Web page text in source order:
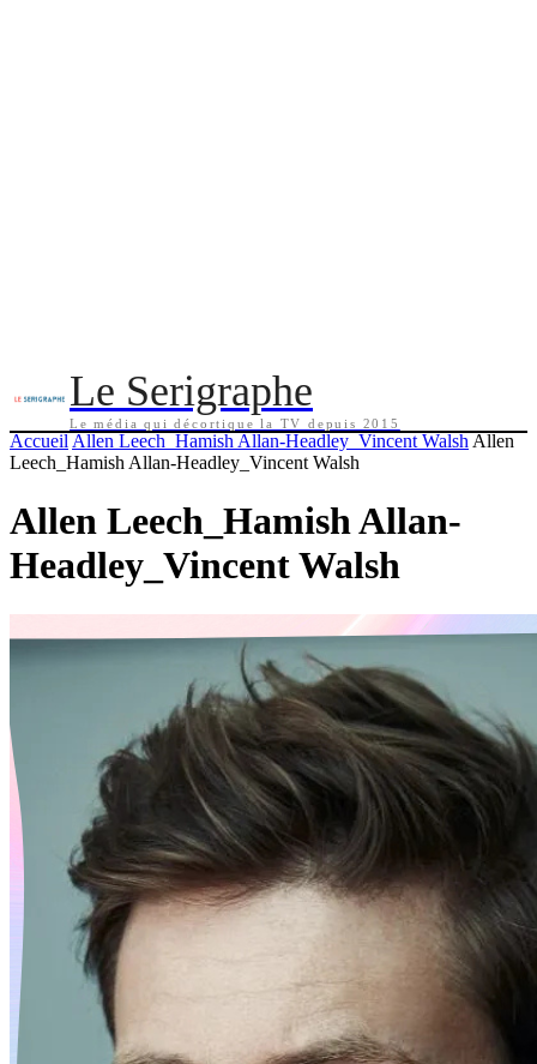
Le Serigraphe
Le média qui décortique la TV depuis 2015
Accueil Allen Leech_Hamish Allan-Headley_Vincent Walsh Allen
Leech_Hamish Allan-Headley_Vincent Walsh
Allen Leech_Hamish Allan-
Headley_Vincent Walsh